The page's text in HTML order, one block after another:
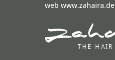
web www.zahaira.de